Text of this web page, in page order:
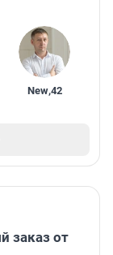
New,42
заказ от